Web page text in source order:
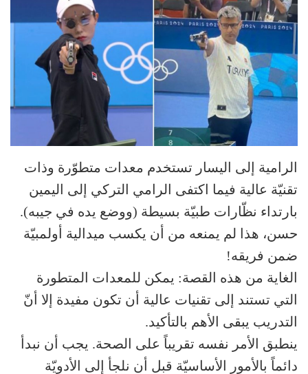
الرامية إلى اليسار تستخدم معدات متطوّرة وذات
تقنيّة عالية فيما اكتفى الرامي التركي إلى اليمين
بارتداء نظّارات طبيّة بسيطة (ووضع يده في جيبه).
حسن، هذا لم يمنعه من أن يكسب ميدالية أولمبيّة
ضمن فريقه!
الغاية من هذه القصة: يمكن للمعدات المتطورة
التي تستند إلى تقنيات عالية أن تكون مفيدة إلا أنّ
التدريب يبقى الأهم بالتأكيد.
ينطبق الأمر نفسه تقريباً على الصحة. يجب أن نبدأ
دائماً بالأمور الأساسيّة قبل أن نلجأ إلى الأدويّة